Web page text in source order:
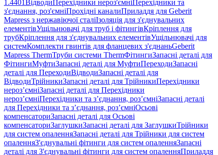
1.4401ВідводиПерехідники нероз'ємніПерехідники та
з'єднання, роз'ємніПрохідні каналиПриладдя для Geberit
Mapress з нержавіючої сталіІзоляція для з'єднувальних
елементівУщільнювачі для труб і фітингівКріплення для
трубКріплення для з'єднувальних елементівУщільнювачі для
системКомплекти гвинтів для фланцевих з'єднаньGeberit
Mapress ThermТруби системи ThermФітингиЗапасні деталі для
ФітингиМуфтиЗапасні деталі для МуфтиПереходиЗапасні
деталі для ПереходиВідводиЗапасні деталі для
ВідводиТрійникиЗапасні деталі для ТрійникиПерехідники
нероз’ємніЗапасні деталі для Перехідники
нероз’ємніПерехідники та з’єднання, роз’ємніЗапасні деталі
для Перехідники та з’єднання, роз’ємніОсьові
компенсаториЗапасні деталі для Осьові
компенсаториЗаглушкиЗапасні деталі для ЗаглушкиТрійники
для систем опаленняЗапасні деталі для Трійники для систем
опаленняЗ'єднувальні фітинги для систем опаленняЗапасні
деталі для З'єднувальні фітинги для систем опаленняПриладдя